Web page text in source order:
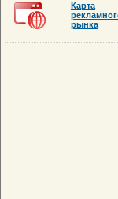
Карта
рынка